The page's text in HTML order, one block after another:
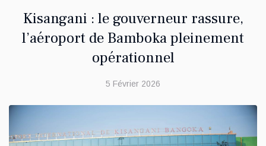
Kisangani : le gouverneur rassure,
l’aéroport de Bamboka pleinement
opérationnel
5 Février 2026